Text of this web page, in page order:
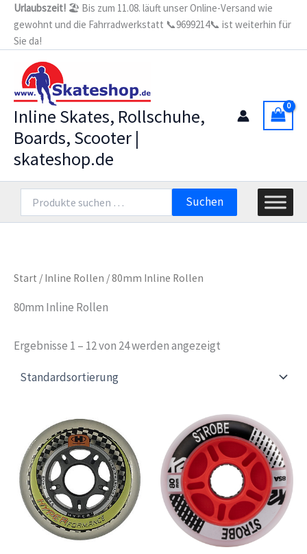
Zum
Inhalt
springen
Urlaubszeit! 🏖️ Bis zum 11.08. läuft unser Online-Versand wie
gewohnt und die Fahrradwerkstatt 📞9699214📞 ist weiterhin für
Sie da!
Inline Skates, Rollschuhe,
Boards, Scooter |
skateshop.de
nach:
Suchen
Start / Inline Rollen / 80mm Inline Rollen
80mm Inline Rollen
Ergebnisse 1 – 12 von 24 werden angezeigt